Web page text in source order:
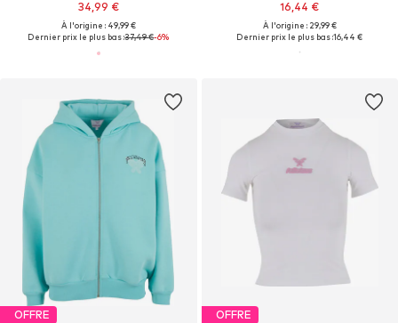
34,99 €
À l'origine : 49,99 €
Dernier prix le plus bas :37,49 €-6%
16,44 €
À l'origine : 29,99 €
Dernier prix le plus bas :16,44 €
OFFRE OFFRE